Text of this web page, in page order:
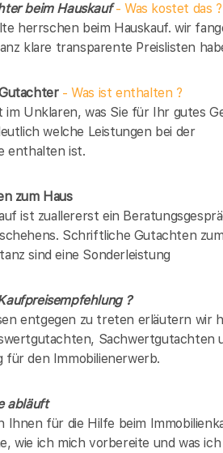
beim Hauskauf- Was kostet das ?
herrschen beim Hauskauf. wir
klare transparente Preislisten
- Was ist enthalten ?
im Unklaren, was Sie für Ihr gutes
welche Leistungen bei der
enthalten ist.
zum Haus
ist zuallererst ein
Schriftliche Gutachten
sind eine Sonderleistung
?
entgegen zu treten erläutern wir
Sachwertgutachten
für den Immobilienerwerb.
abläuft
Ihnen für die Hilfe beim
wie ich mich vorbereite und was